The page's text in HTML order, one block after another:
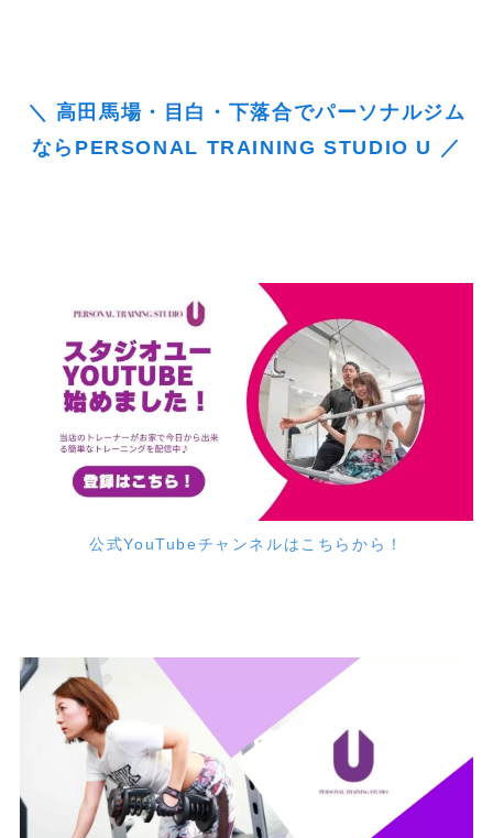
＼ 高田馬場・目白・下落合でパーソナルジム
ならPERSONAL TRAINING STUDIO U ／
公式YouTubeチャンネルはこちらから！